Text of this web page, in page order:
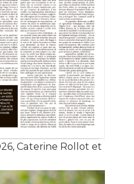
Caterine Rollot et